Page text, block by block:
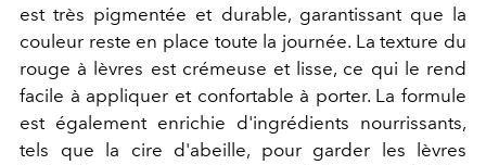
est très pigmentée et durable, garantissant que la
couleur reste en place toute la journée. La texture du
rouge à lèvres est crémeuse et lisse, ce qui le rend
facile à appliquer et confortable à porter. La formule
est également enrichie d'ingrédients nourrissants,
tels que la cire d'abeille, pour garder les lèvres